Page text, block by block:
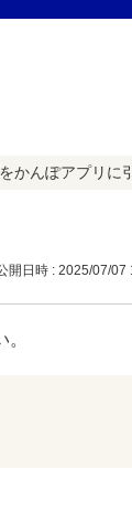
かんぽアプリに
開日時 : 2025/07/07